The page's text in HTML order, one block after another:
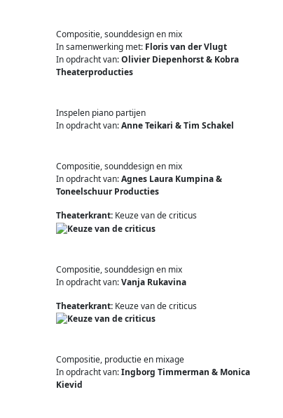
Compositie, sounddesign en mix
In samenwerking met: Floris van der Vlugt
In opdracht van:Olivier Diepenhorst & Kobra
Theaterproducties
Inspelen piano partijen
In opdracht van:Anne Teikari & Tim Schakel
Compositie, sounddesign en mix
In opdracht van:Agnes Laura Kumpina &
Toneelschuur Producties
Theaterkrant: Keuze van de criticus
Compositie, sounddesign en mix
In opdracht van:Vanja Rukavina
Theaterkrant: Keuze van de criticus
Compositie, productie en mixage
In opdracht van:Ingborg Timmerman & Monica
Kievid